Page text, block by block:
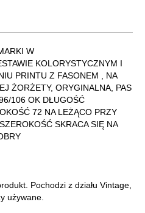
W
KOLORYSTYCZNYM I
PRINTU Z FASONEM , NA
ŻORŻETY, ORYGINALNA, PAS
106 OK DŁUGOŚĆ
72 NA LEŻĄCO PRZY
SKRACA SIĘ NA
Pochodzi z działu Vintage,
używane.